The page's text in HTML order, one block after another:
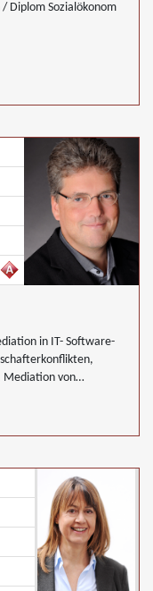
Diplom Sozialökonom
in IT- Software-
Mediation von
Agrar,